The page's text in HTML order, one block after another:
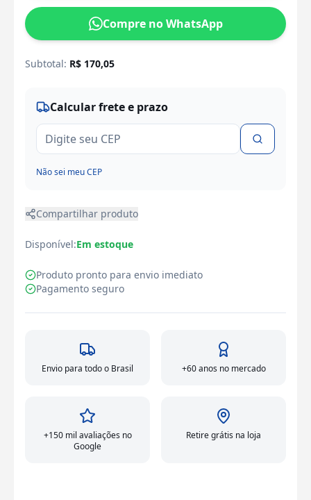
Compre no WhatsApp
Subtotal: R$ 170,05
Calcular frete e prazo
Não sei meu CEP
Compartilhar produto
Disponível:Em estoque
Produto pronto para envio imediato
Pagamento seguro
Envio para todo o Brasil +60 anos no mercado
+150 mil avaliações no
Google
Retire grátis na loja